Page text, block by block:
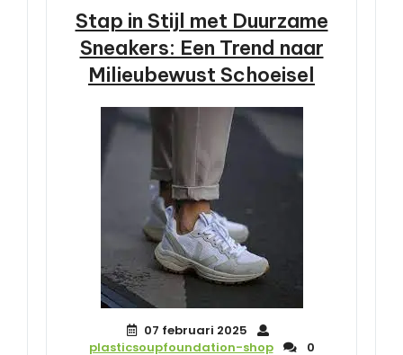
Stap in Stijl met Duurzame
Sneakers: Een Trend naar
Milieubewust Schoeisel
07 februari 2025
plasticsoupfoundation-shop
0